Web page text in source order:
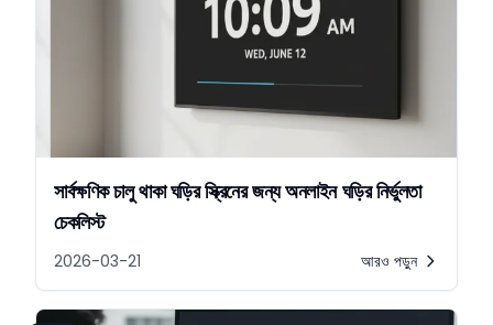
সার্বক্ষণিক চালু থাকা ঘড়ির স্ক্রিনের জন্য অনলাইন ঘড়ির নির্ভুলতা
চেকলিস্ট
2026-03-21 আরও পড়ুন